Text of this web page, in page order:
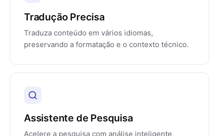
Tradução Precisa
Traduza conteúdo em vários idiomas,
preservando a formatação e o contexto técnico.
Assistente de Pesquisa
Acelere a pesquisa com análise inteligente,